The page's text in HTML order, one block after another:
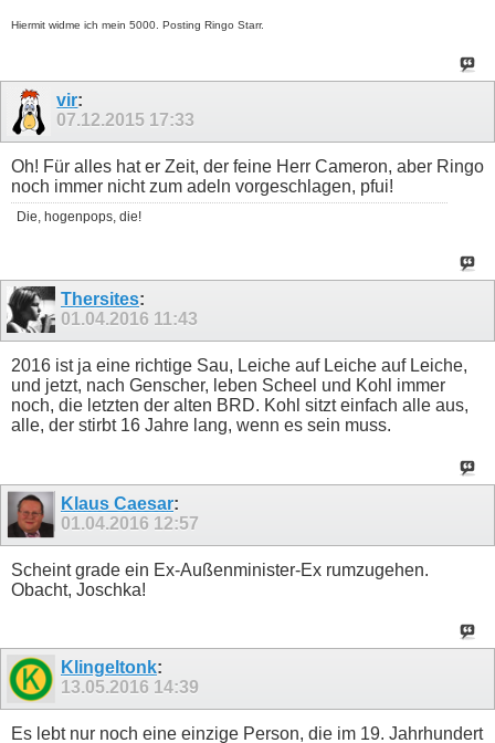
Hiermit widme ich mein 5000. Posting Ringo Starr.
vir:
07.12.2015 17:33
Oh! Für alles hat er Zeit, der feine Herr Cameron, aber Ringo
noch immer nicht zum adeln vorgeschlagen, pfui!
Die, hogenpops, die!
Thersites:
01.04.2016 11:43
2016 ist ja eine richtige Sau, Leiche auf Leiche auf Leiche,
und jetzt, nach Genscher, leben Scheel und Kohl immer
noch, die letzten der alten BRD. Kohl sitzt einfach alle aus,
alle, der stirbt 16 Jahre lang, wenn es sein muss.
Klaus Caesar:
01.04.2016 12:57
Scheint grade ein Ex-Außenminister-Ex rumzugehen.
Obacht, Joschka!
Klingeltonk:
13.05.2016 14:39
Es lebt nur noch eine einzige Person, die im 19. Jahrhundert